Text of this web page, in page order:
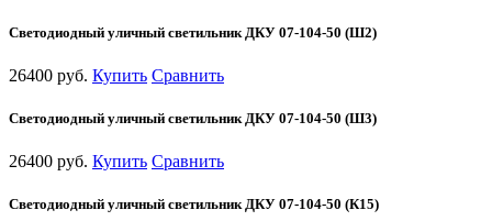
Светодиодный уличный светильник ДКУ 07-104-50 (Ш2)
26400 руб. Купить Сравнить
Светодиодный уличный светильник ДКУ 07-104-50 (Ш3)
26400 руб. Купить Сравнить
Светодиодный уличный светильник ДКУ 07-104-50 (К15)